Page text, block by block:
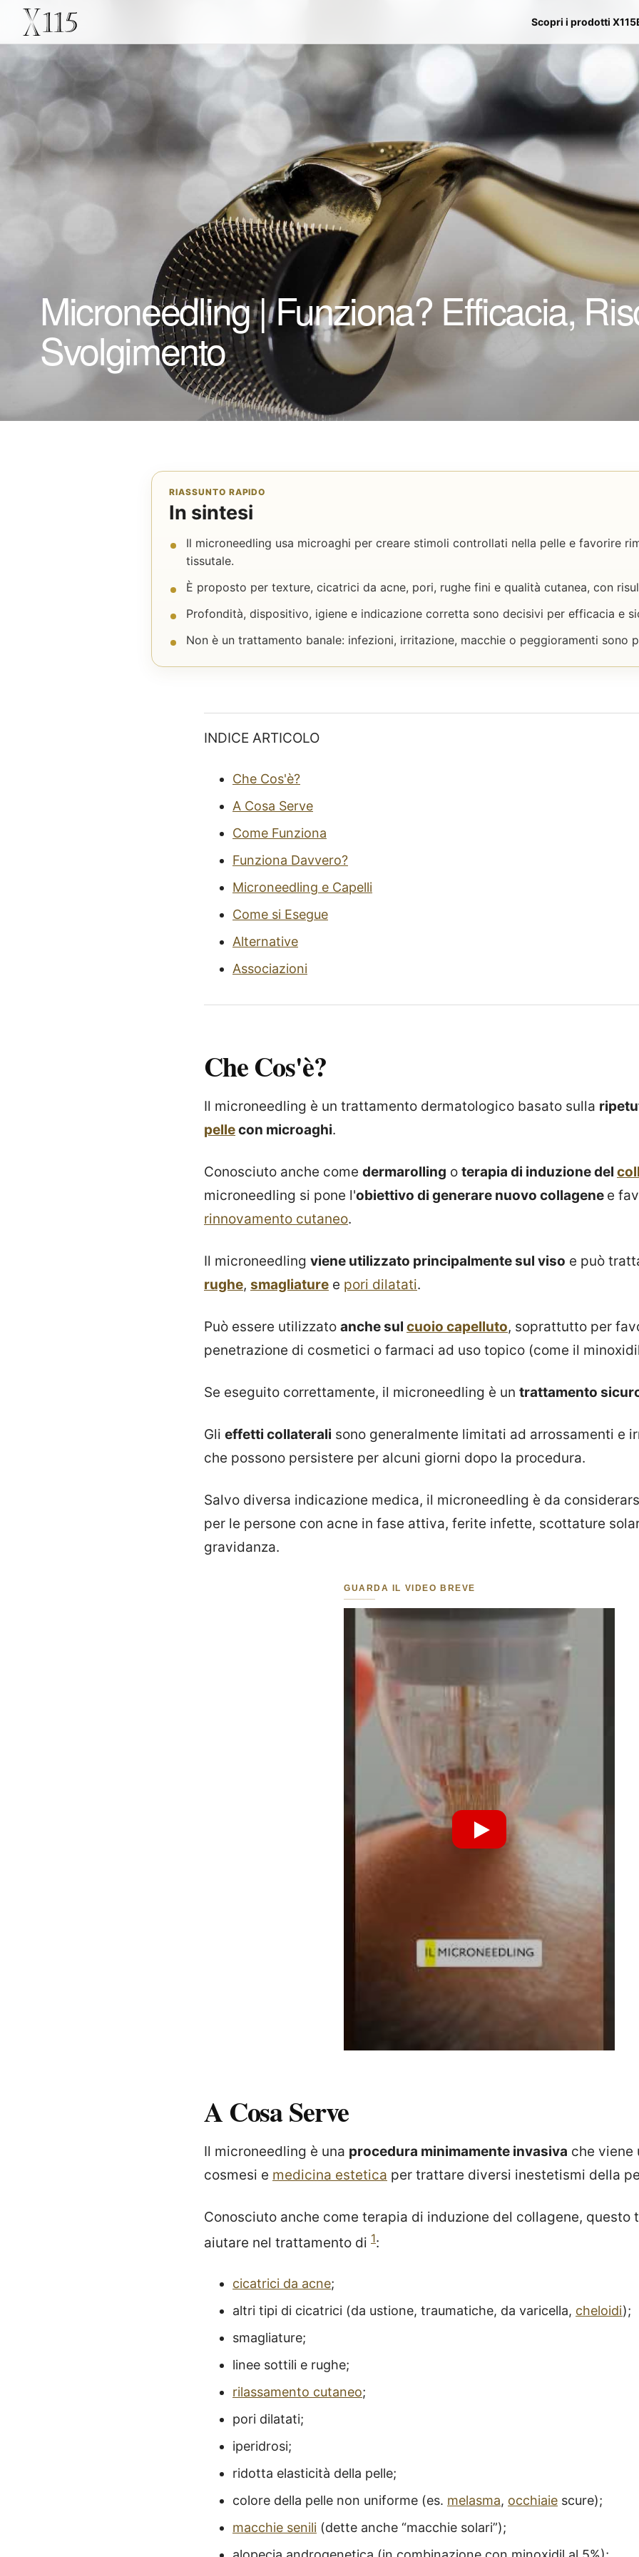
Scopri i prodotti X115
Microneedling | Funziona? Efficacia,
Svolgimento
RIASSUNTO RAPIDO
In sintesi
Il microneedling usa microaghi per creare stimoli controllati nella pelle e favorire
tissutale.
È proposto per texture, cicatrici da acne, pori, rughe fini e qualità cutanea, con
Profondità, dispositivo, igiene e indicazione corretta sono decisivi per efficacia e
Non è un trattamento banale: infezioni, irritazione, macchie o peggioramenti sono
INDICE ARTICOLO
Che Cos'è?
A Cosa Serve
Come Funziona
Funziona Davvero?
Microneedling e Capelli
Come si Esegue
Alternative
Associazioni
Che Cos'è?
Il microneedling è un trattamento dermatologico basato sulla
pellecon microaghi.
Conosciuto anche come dermarolling o terapia di induzione del
microneedling si pone l'obiettivo di generare nuovo collagene e
rinnovamento cutaneo.
Il microneedling viene utilizzato principalmente sul viso e può
rughe, smagliature e pori dilatati.
Può essere utilizzato anche sul cuoio capelluto, soprattutto per
penetrazione di cosmetici o farmaci ad uso topico (come il
Se eseguito correttamente, il microneedling è un trattamento
Gli effetti collaterali sono generalmente limitati ad arrossamenti e
che possono persistere per alcuni giorni dopo la procedura.
Salvo diversa indicazione medica, il microneedling è da
per le persone con acne in fase attiva, ferite infette, scottature
gravidanza.
GUARDA IL VIDEO BREVE
Riproduci Video YouTube
A Cosa Serve
Il microneedling è una procedura minimamente invasiva che viene
cosmesi e medicina estetica per trattare diversi inestetismi della
Conosciuto anche come terapia di induzione del collagene, questo
aiutare nel trattamento di 1:
cicatrici da acne;
altri tipi di cicatrici (da ustione, traumatiche, da varicella, cheloidi);
smagliature;
linee sottili e rughe;
rilassamento cutaneo;
pori dilatati;
iperidrosi;
ridotta elasticità della pelle;
colore della pelle non uniforme (es. melasma, occhiaie scure);
macchie senili (dette anche “macchie solari”);